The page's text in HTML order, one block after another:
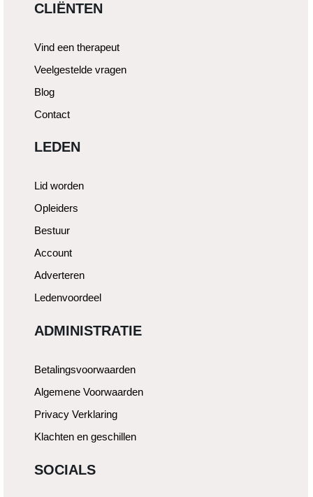
CLIËNTEN
Vind een therapeut
Veelgestelde vragen
Blog
Contact
LEDEN
Lid worden
Opleiders
Bestuur
Account
Adverteren
Ledenvoordeel
ADMINISTRATIE
Betalingsvoorwaarden
Algemene Voorwaarden
Privacy Verklaring
Klachten en geschillen
SOCIALS